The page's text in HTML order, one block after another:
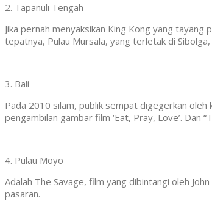
2. Tapanuli Tengah
Jika pernah menyaksikan King Kong yang
tepatnya, Pulau Mursala, yang terletak di Sibolga,
3. Bali
Pada 2010 silam, publik sempat digegerkan
pengambilan gambar film ‘Eat, Pray, Love’. Dan
4. Pulau Moyo
Adalah The Savage, film yang dibintangi oleh
pasaran.